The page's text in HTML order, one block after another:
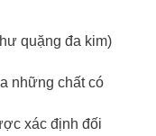
quặng đa kim)
những chất có
xác định đối